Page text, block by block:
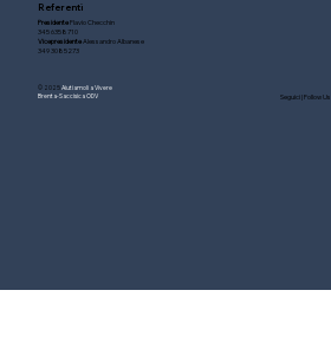
già attiva sul territorio
Referenti
PresidenteFlavio Checchin
345 6358710
VicepresidenteAlessandro Albanese
349 3085273
Seguici | Follow Us
© 2025 Aiutiamoli a Vivere
Brenta-Saccisica ODV